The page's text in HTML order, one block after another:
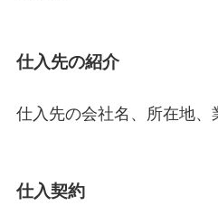
仕入先の紹介
仕入先の会社名、所在地、
仕入契約